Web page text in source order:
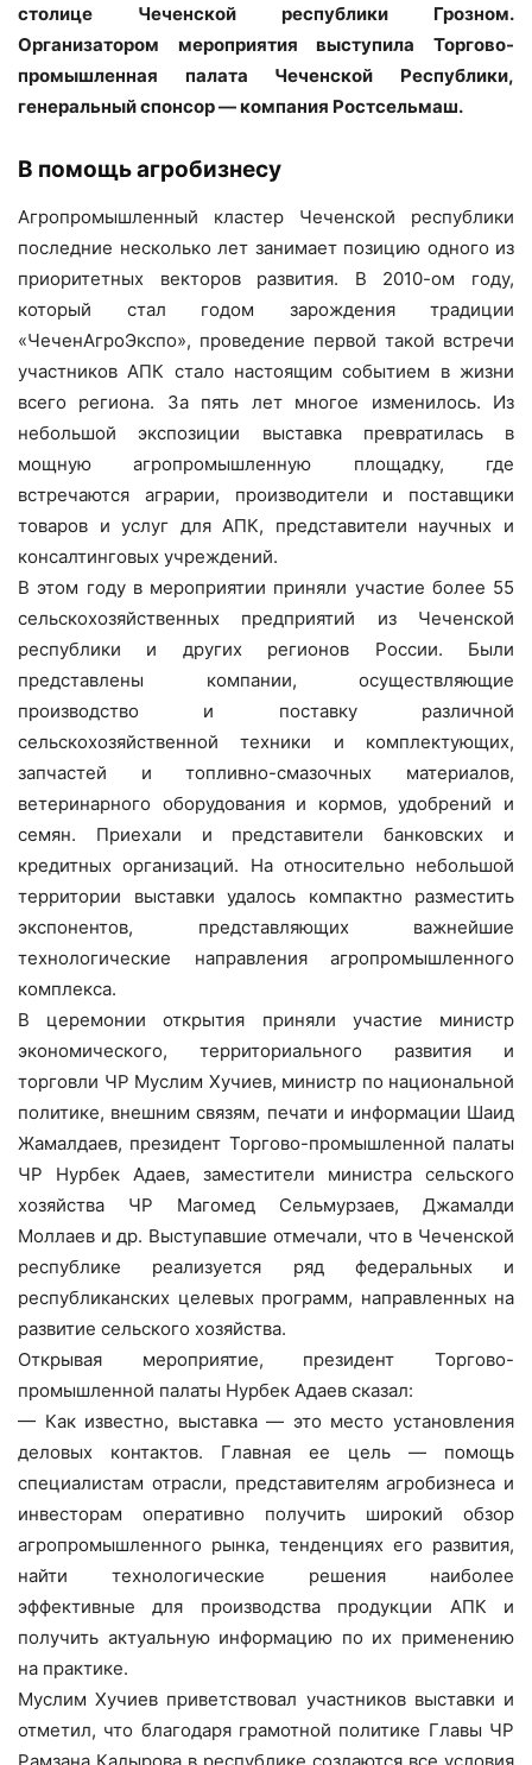
столице Чеченской республики Грозном.
Организатором мероприятия выступила Торгово-
промышленная палата Чеченской Республики,
генеральный спонсор — компания Ростсельмаш.
В помощь агробизнесу
Агропромышленный кластер Чеченской республики
последние несколько лет занимает позицию одного из
приоритетных векторов развития. В 2010-ом году,
который стал годом зарождения традиции
«ЧеченАгроЭкспо», проведение первой такой встречи
участников АПК стало настоящим событием в жизни
всего региона. За пять лет многое изменилось. Из
небольшой экспозиции выставка превратилась в
мощную агропромышленную площадку, где
встречаются аграрии, производители и поставщики
товаров и услуг для АПК, представители научных и
консалтинговых учреждений.
В этом году в мероприятии приняли участие более 55
сельскохозяйственных предприятий из Чеченской
республики и других регионов России. Были
представлены компании, осуществляющие
производство и поставку различной
сельскохозяйственной техники и комплектующих,
запчастей и топливно-смазочных материалов,
ветеринарного оборудования и кормов, удобрений и
семян. Приехали и представители банковских и
кредитных организаций. На относительно небольшой
территории выставки удалось компактно разместить
экспонентов, представляющих важнейшие
технологические направления агропромышленного
комплекса.
В церемонии открытия приняли участие министр
экономического, территориального развития и
торговли ЧР Муслим Хучиев, министр по национальной
политике, внешним связям, печати и информации Шаид
Жамалдаев, президент Торгово-промышленной палаты
ЧР Нурбек Адаев, заместители министра сельского
хозяйства ЧР Магомед Сельмурзаев, Джамалди
Моллаев и др. Выступавшие отмечали, что в Чеченской
республике реализуется ряд федеральных и
республиканских целевых программ, направленных на
развитие сельского хозяйства.
Открывая мероприятие, президент Торгово-
промышленной палаты Нурбек Адаев сказал:
— Как известно, выставка — это место установления
деловых контактов. Главная ее цель — помощь
специалистам отрасли, представителям агробизнеса и
инвесторам оперативно получить широкий обзор
агропромышленного рынка, тенденциях его развития,
найти технологические решения наиболее
эффективные для производства продукции АПК и
получить актуальную информацию по их применению
на практике.
Муслим Хучиев приветствовал участников выставки и
отметил, что благодаря грамотной политике Главы ЧР
Рамзана Кадырова в республике создаются все условия